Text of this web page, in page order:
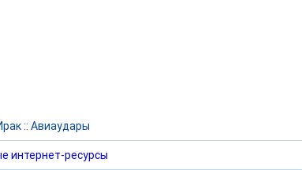
:: Авиаудары
интернет-ресурсы